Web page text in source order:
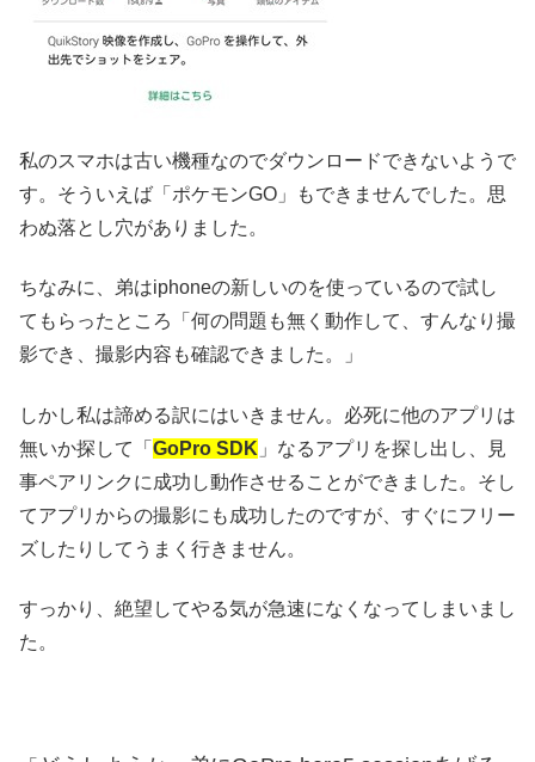
私のスマホは古い機種なのでダウンロードできないようで
す。そういえば「ポケモンGO」もできませんでした。思
わぬ落とし穴がありました。
ちなみに、弟はiphoneの新しいのを使っているので試し
てもらったところ「 何の問題も無く動作して、すんなり撮
影でき、撮影内容も確認できました。」
しかし私は諦める訳にはいきません。必死に他のアプリは
無いか探して「 GoPro SDK 」なるアプリを探し出し、見
事ペアリンクに成功し動作させることができました。そし
てアプリからの撮影にも成功したのですが、すぐにフリー
ズしたりしてうまく行きません。
すっかり、絶望してやる気が急速になくなってしまいまし
た。